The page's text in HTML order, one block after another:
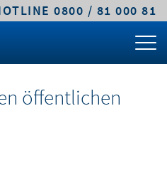
0800 / 81 000 81
öffentlichen
UNTERNEHMEN